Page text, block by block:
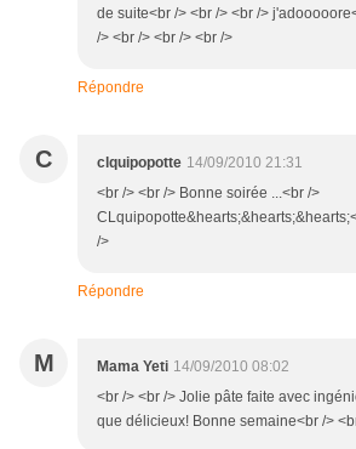
de suite<br /> <br /> <br />
/> <br /> <br /> <br />
Répondre
C clquipopotte 14/09/2010 21:31
<br /> <br /> Bonne soirée ...<br />
/>
Répondre
M Mama Yeti 14/09/2010 08:02
<br /> <br /> Jolie pâte faite avec
que délicieux! Bonne semaine<br />